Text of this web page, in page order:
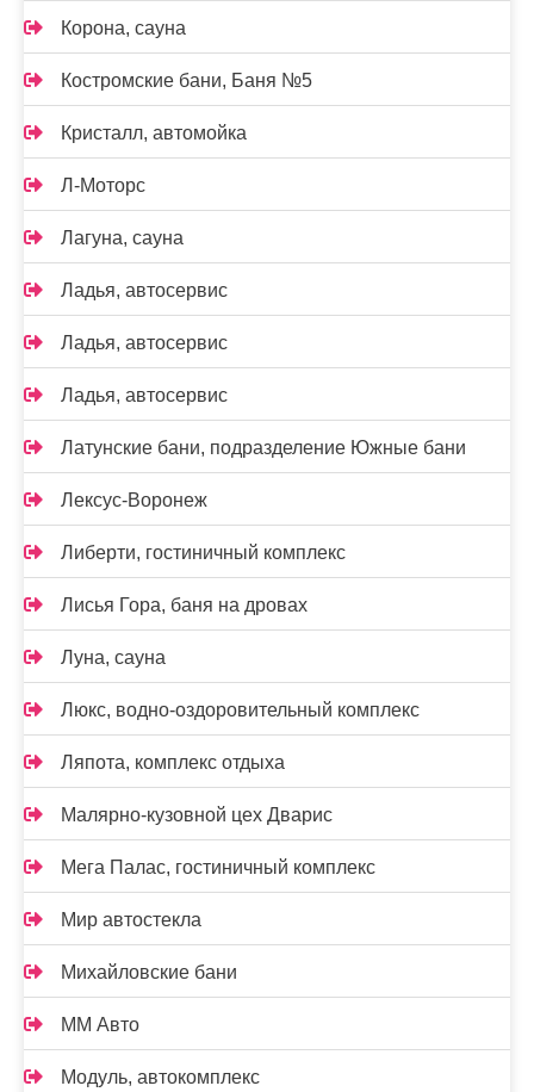
Корона, сауна
Костромские бани, Баня №5
Кристалл, автомойка
Л-Моторс
Лагуна, сауна
Ладья, автосервис
Ладья, автосервис
Ладья, автосервис
Латунские бани, подразделение Южные бани
Лексус-Воронеж
Либерти, гостиничный комплекс
Лисья Гора, баня на дровах
Луна, сауна
Люкс, водно-оздоровительный комплекс
Ляпота, комплекс отдыха
Малярно-кузовной цех Дварис
Мега Палас, гостиничный комплекс
Мир автостекла
Михайловские бани
ММ Авто
Модуль, автокомплекс